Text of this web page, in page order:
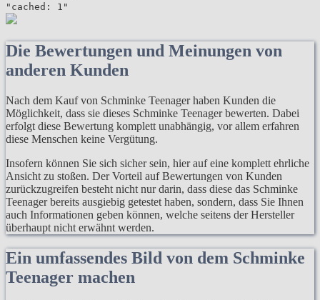
"cached: 1"
Die Bewertungen und Meinungen von
anderen Kunden
Nach dem Kauf von Schminke Teenager haben Kunden die
Möglichkeit, dass sie dieses Schminke Teenager bewerten. Dabei
erfolgt diese Bewertung komplett unabhängig, vor allem erfahren
diese Menschen keine Vergütung.
Insofern können Sie sich sicher sein, hier auf eine komplett ehrliche
Ansicht zu stoßen. Der Vorteil auf Bewertungen von Kunden
zurückzugreifen besteht nicht nur darin, dass diese das Schminke
Teenager bereits ausgiebig getestet haben, sondern, dass Sie Ihnen
auch Informationen geben können, welche seitens der Hersteller
überhaupt nicht erwähnt werden.
Ein umfassendes Bild von dem Schminke
Teenager machen